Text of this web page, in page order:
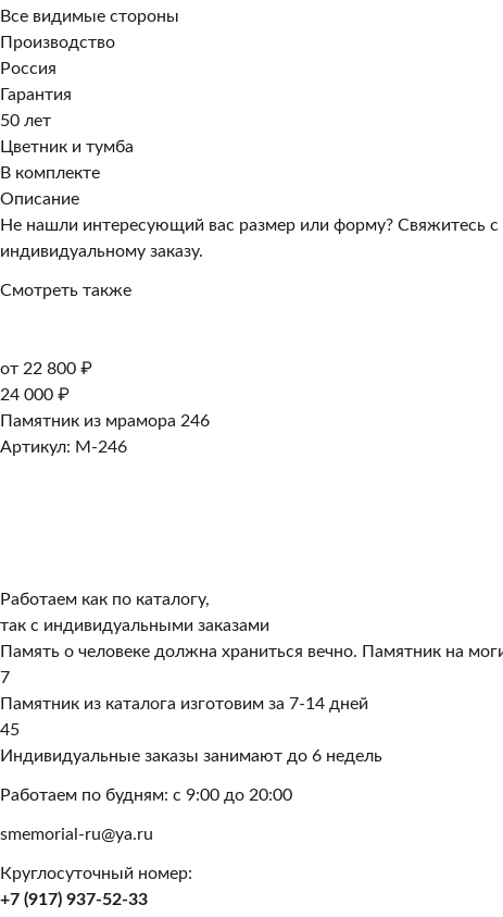
Все видимые стороны
Производство
Россия
Гарантия
50 лет
Цветник и тумба
В комплекте
Описание
Не нашли интересующий вас размер или форму? Свяжитесь
индивидуальному заказу.
Смотреть также
от 22 800 ₽
24 000 ₽
Памятник из мрамора 246
Артикул: M-246
Работаем как по каталогу,
так с индивидуальными заказами
Память о человеке должна храниться вечно. Памятник на
7
Памятник из каталога изготовим за 7-14 дней
45
Индивидуальные заказы занимают до 6 недель
Работаем по будням: с 9:00 до 20:00
smemorial-ru@ya.ru
Круглосуточный номер:
+7 (917) 937-52-33